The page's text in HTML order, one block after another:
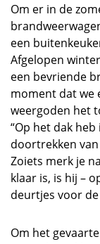
Om er in de
een
Afgelopen
een bevriende
moment dat we
weergoden het
“Op het dak
doortrekken
Zoiets merk je
klaar is, is hij –
deurtjes voor de
Om het